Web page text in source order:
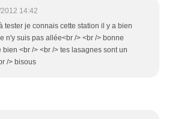
14:42
tester je connais cette station il y a bien
n'y suis pas allée<br /> <br /> bonne
bien <br /> <br /> tes lasagnes sont un
/> bisous